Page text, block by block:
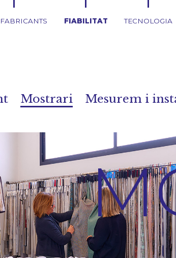
FIABILITAT TECNOLOGIA
Mostrari Mesurem i